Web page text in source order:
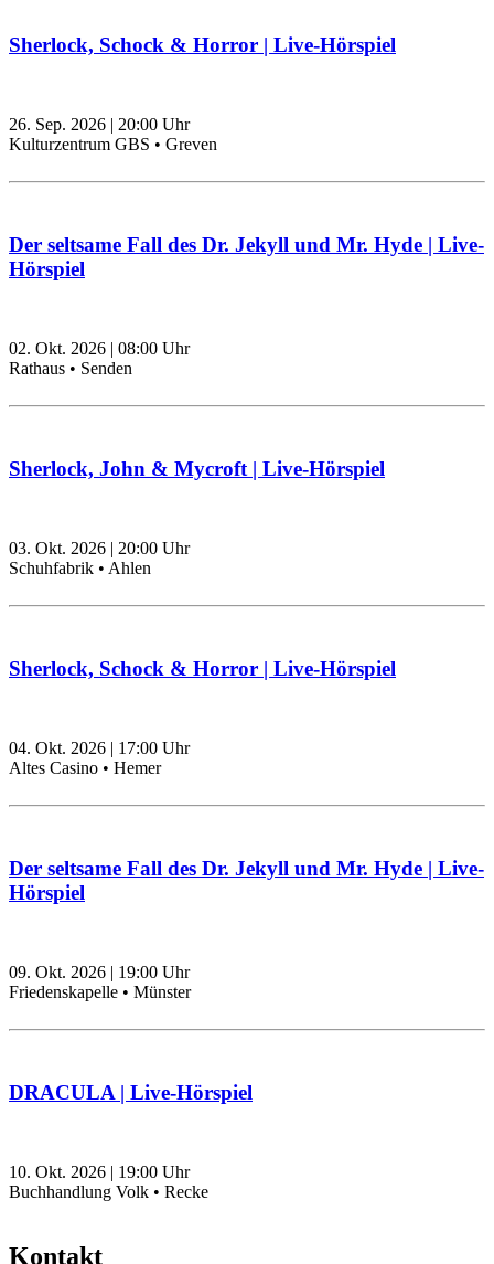
Sherlock, Schock & Horror | Live-Hörspiel
26. Sep. 2026 | 20:00 Uhr
Kulturzentrum GBS • Greven
Der seltsame Fall des Dr. Jekyll und Mr. Hyde | Live-
Hörspiel
02. Okt. 2026 | 08:00 Uhr
Rathaus • Senden
Sherlock, John & Mycroft | Live-Hörspiel
03. Okt. 2026 | 20:00 Uhr
Schuhfabrik • Ahlen
Sherlock, Schock & Horror | Live-Hörspiel
04. Okt. 2026 | 17:00 Uhr
Altes Casino • Hemer
Der seltsame Fall des Dr. Jekyll und Mr. Hyde | Live-
Hörspiel
09. Okt. 2026 | 19:00 Uhr
Friedenskapelle • Münster
DRACULA | Live-Hörspiel
10. Okt. 2026 | 19:00 Uhr
Buchhandlung Volk • Recke
Kontakt